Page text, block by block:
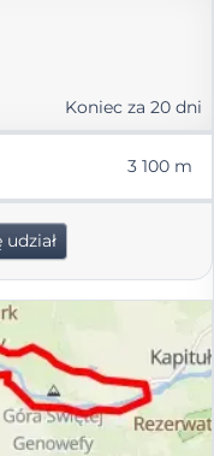
Koniec za 20 dni
3 100 m